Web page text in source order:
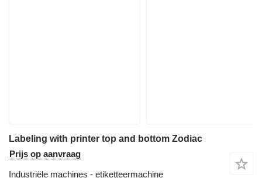
Labeling with printer top and bottom Zodiac
Prijs op aanvraag
Industriële machines - etiketteermachine